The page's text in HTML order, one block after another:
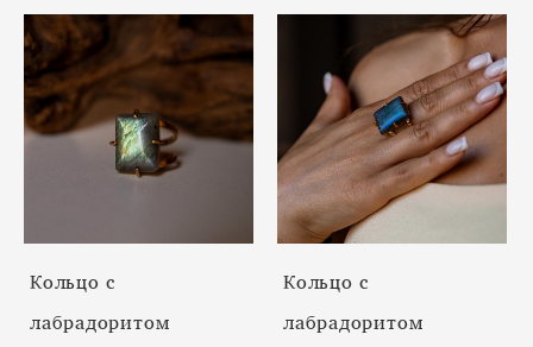
Кольцо с
лабрадоритом
Кольцо с
лабрадоритом